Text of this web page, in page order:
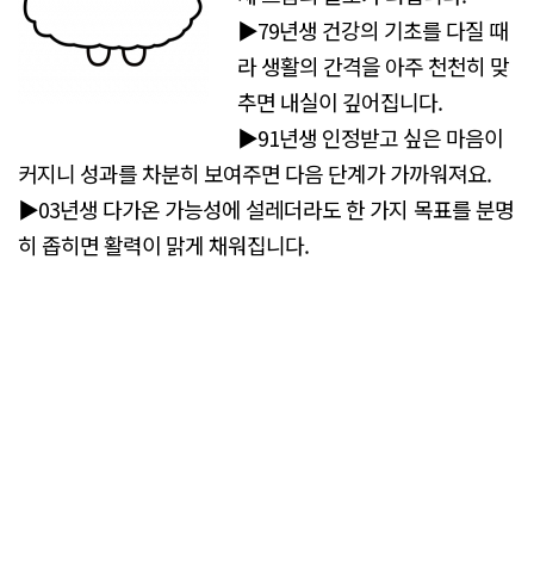
▶79년생 건강의 기초를 다질 때
라 생활의 간격을 아주 천천히 맞
추면 내실이 깊어집니다.
▶91년생 인정받고 싶은 마음이
커지니 성과를 차분히 보여주면 다음 단계가 가까워져요.
▶03년생 다가온 가능성에 설레더라도 한 가지 목표를 분명
히 좁히면 활력이 맑게 채워집니다.